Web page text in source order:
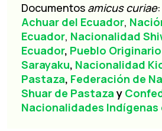
Documentos amicus curiae:
Achuar del Ecuador,
Ecuador, Nacionalidad
Ecuador, Pueblo
Sarayaku, Nacionalidad
Pastaza, Federación de
Shuar de Pastaza y
Nacionalidades Indígenas